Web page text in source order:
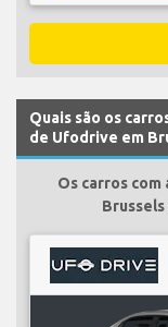
Quais são os
de Ufodrive em
Os carros